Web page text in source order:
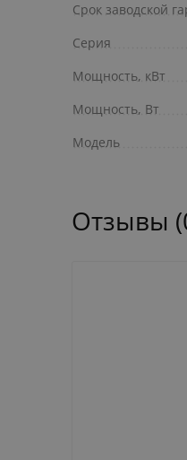
Срок заводской
Серия
Мощность, кВт
Мощность, Вт
Модель
Отзывы